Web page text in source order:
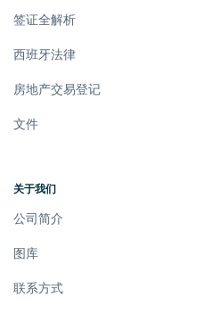
签证全解析
西班牙法律
房地产交易登记
文件
关于我们
公司简介
图库
联系方式